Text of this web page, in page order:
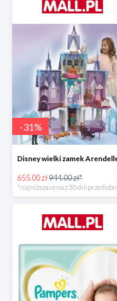
-31%
655.00 zł944.00 zł*